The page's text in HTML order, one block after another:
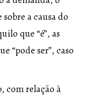
a causa do
que “é”, as
“pode ser”, caso
com relação à